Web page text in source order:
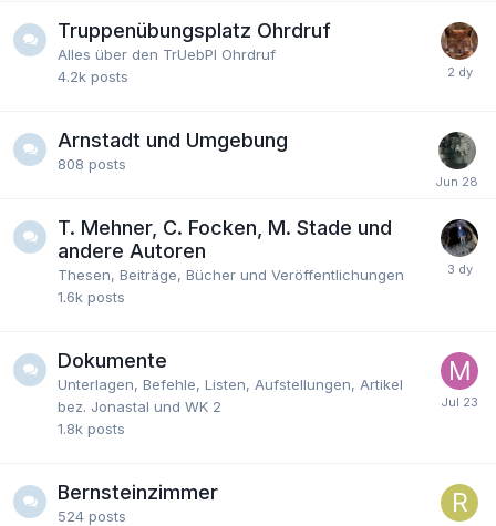
Truppenübungsplatz Ohrdruf
Alles über den TrUebPl Ohrdruf
4.2k posts
Arnstadt und Umgebung
808 posts
T. Mehner, C. Focken, M. Stade und
andere Autoren
Thesen, Beiträge, Bücher und Veröffentlichungen
1.6k posts
Dokumente
Unterlagen, Befehle, Listen, Aufstellungen, Artikel
bez. Jonastal und WK 2
1.8k posts
Bernsteinzimmer
524 posts